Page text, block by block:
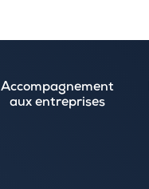
Accompagnement
aux entreprises